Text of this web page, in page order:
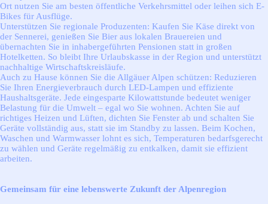
Ort nutzen Sie am besten öffentliche Verkehrsmittel oder leihen sich E-
Bikes für Ausflüge.
Unterstützen Sie regionale Produzenten: Kaufen Sie Käse direkt von
der Sennerei, genießen Sie Bier aus lokalen Brauereien und
übernachten Sie in inhabergeführten Pensionen statt in großen
Hotelketten. So bleibt Ihre Urlaubskasse in der Region und unterstützt
nachhaltige Wirtschaftskreisläufe.
Auch zu Hause können Sie die Allgäuer Alpen schützen: Reduzieren
Sie Ihren Energieverbrauch durch LED-Lampen und effiziente
Haushaltsgeräte. Jede eingesparte Kilowattstunde bedeutet weniger
Belastung für die Umwelt – egal wo Sie wohnen. Achten Sie auf
richtiges Heizen und Lüften, dichten Sie Fenster ab und schalten Sie
Geräte vollständig aus, statt sie im Standby zu lassen. Beim Kochen,
Waschen und Warmwasser lohnt es sich, Temperaturen bedarfsgerecht
zu wählen und Geräte regelmäßig zu entkalken, damit sie effizient
arbeiten.
Gemeinsam für eine lebenswerte Zukunft der Alpenregion